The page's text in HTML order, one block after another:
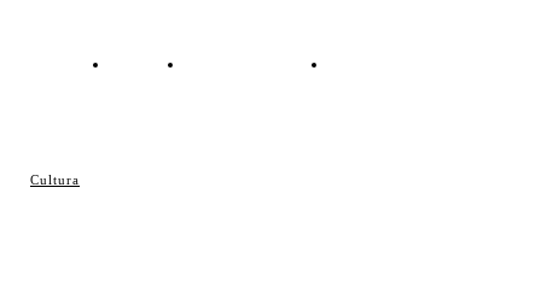
Cultura
Contacto Política de cookies